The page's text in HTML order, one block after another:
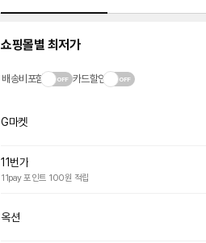
치
에
한
안
나
는
표
다.
쇼핑몰별 최저가
배송비포함 카드할인
G마켓
11번가
11pay 포인트 100원 적립
옥션